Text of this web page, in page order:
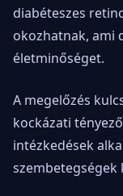
diabéteszes
okozhatnak, ami
életminőséget.
A megelőzés
kockázati
intézkedések
szembetegségek